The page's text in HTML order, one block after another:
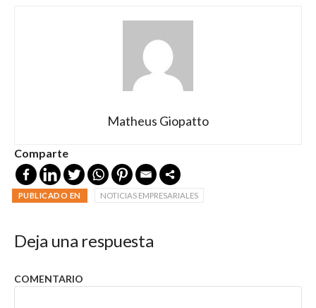
Matheus Giopatto
Comparte
PUBLICADO EN NOTICIAS EMPRESARIALES
Deja una respuesta
COMENTARIO